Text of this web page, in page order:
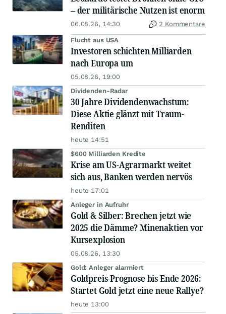
– der militärische Nutzen ist enorm
06.08.26, 14:30 2 Kommentare
Flucht aus USA
Investoren schichten Milliarden
nach Europa um
05.08.26, 19:00
Dividenden-Radar
30 Jahre Dividendenwachstum:
Diese Aktie glänzt mit Traum-
Renditen
heute 14:51
$600 Milliarden Kredite
Krise am US-Agrarmarkt weitet
sich aus, Banken werden nervös
heute 17:01
Anleger in Aufruhr
Gold & Silber: Brechen jetzt wie
2025 die Dämme? Minenaktien vor
Kursexplosion
05.08.26, 13:30
Gold: Anleger alarmiert
Goldpreis-Prognose bis Ende 2026:
Startet Gold jetzt eine neue Rallye?
heute 13:00